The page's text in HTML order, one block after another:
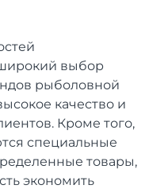
выбор
рыболовной
качество и
Кроме того,
специальные
товары,
экономить